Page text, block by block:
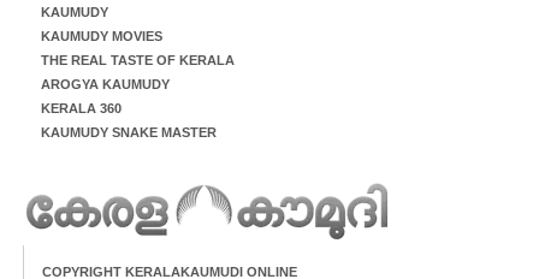
KAUMUDY
KAUMUDY MOVIES
THE REAL TASTE OF KERALA
AROGYA KAUMUDY
KERALA 360
KAUMUDY SNAKE MASTER
COPYRIGHT KERALAKAUMUDI ONLINE